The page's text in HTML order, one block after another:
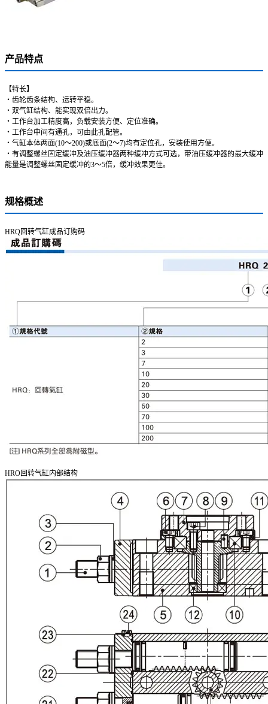
产品特点
【特长】
・齿轮齿条结构、运转平稳。
・双气缸结构、能实现双倍出力。
・工作台加工精度高，负载安装方便、定位准确。
・工作台中间有通孔，可由此孔配管。
・气缸本体两面(10～200)或底面(2～7)均有定位孔，安装使用方便。
・有调整螺丝固定缓冲及油压缓冲器两种缓冲方式可选，带油压缓冲器的最大缓冲
能量是调整螺丝固定缓冲的3～5倍，缓冲效果更佳。
规格概述
HRQ回转气缸成品订购码
HRO回转气缸内部结构